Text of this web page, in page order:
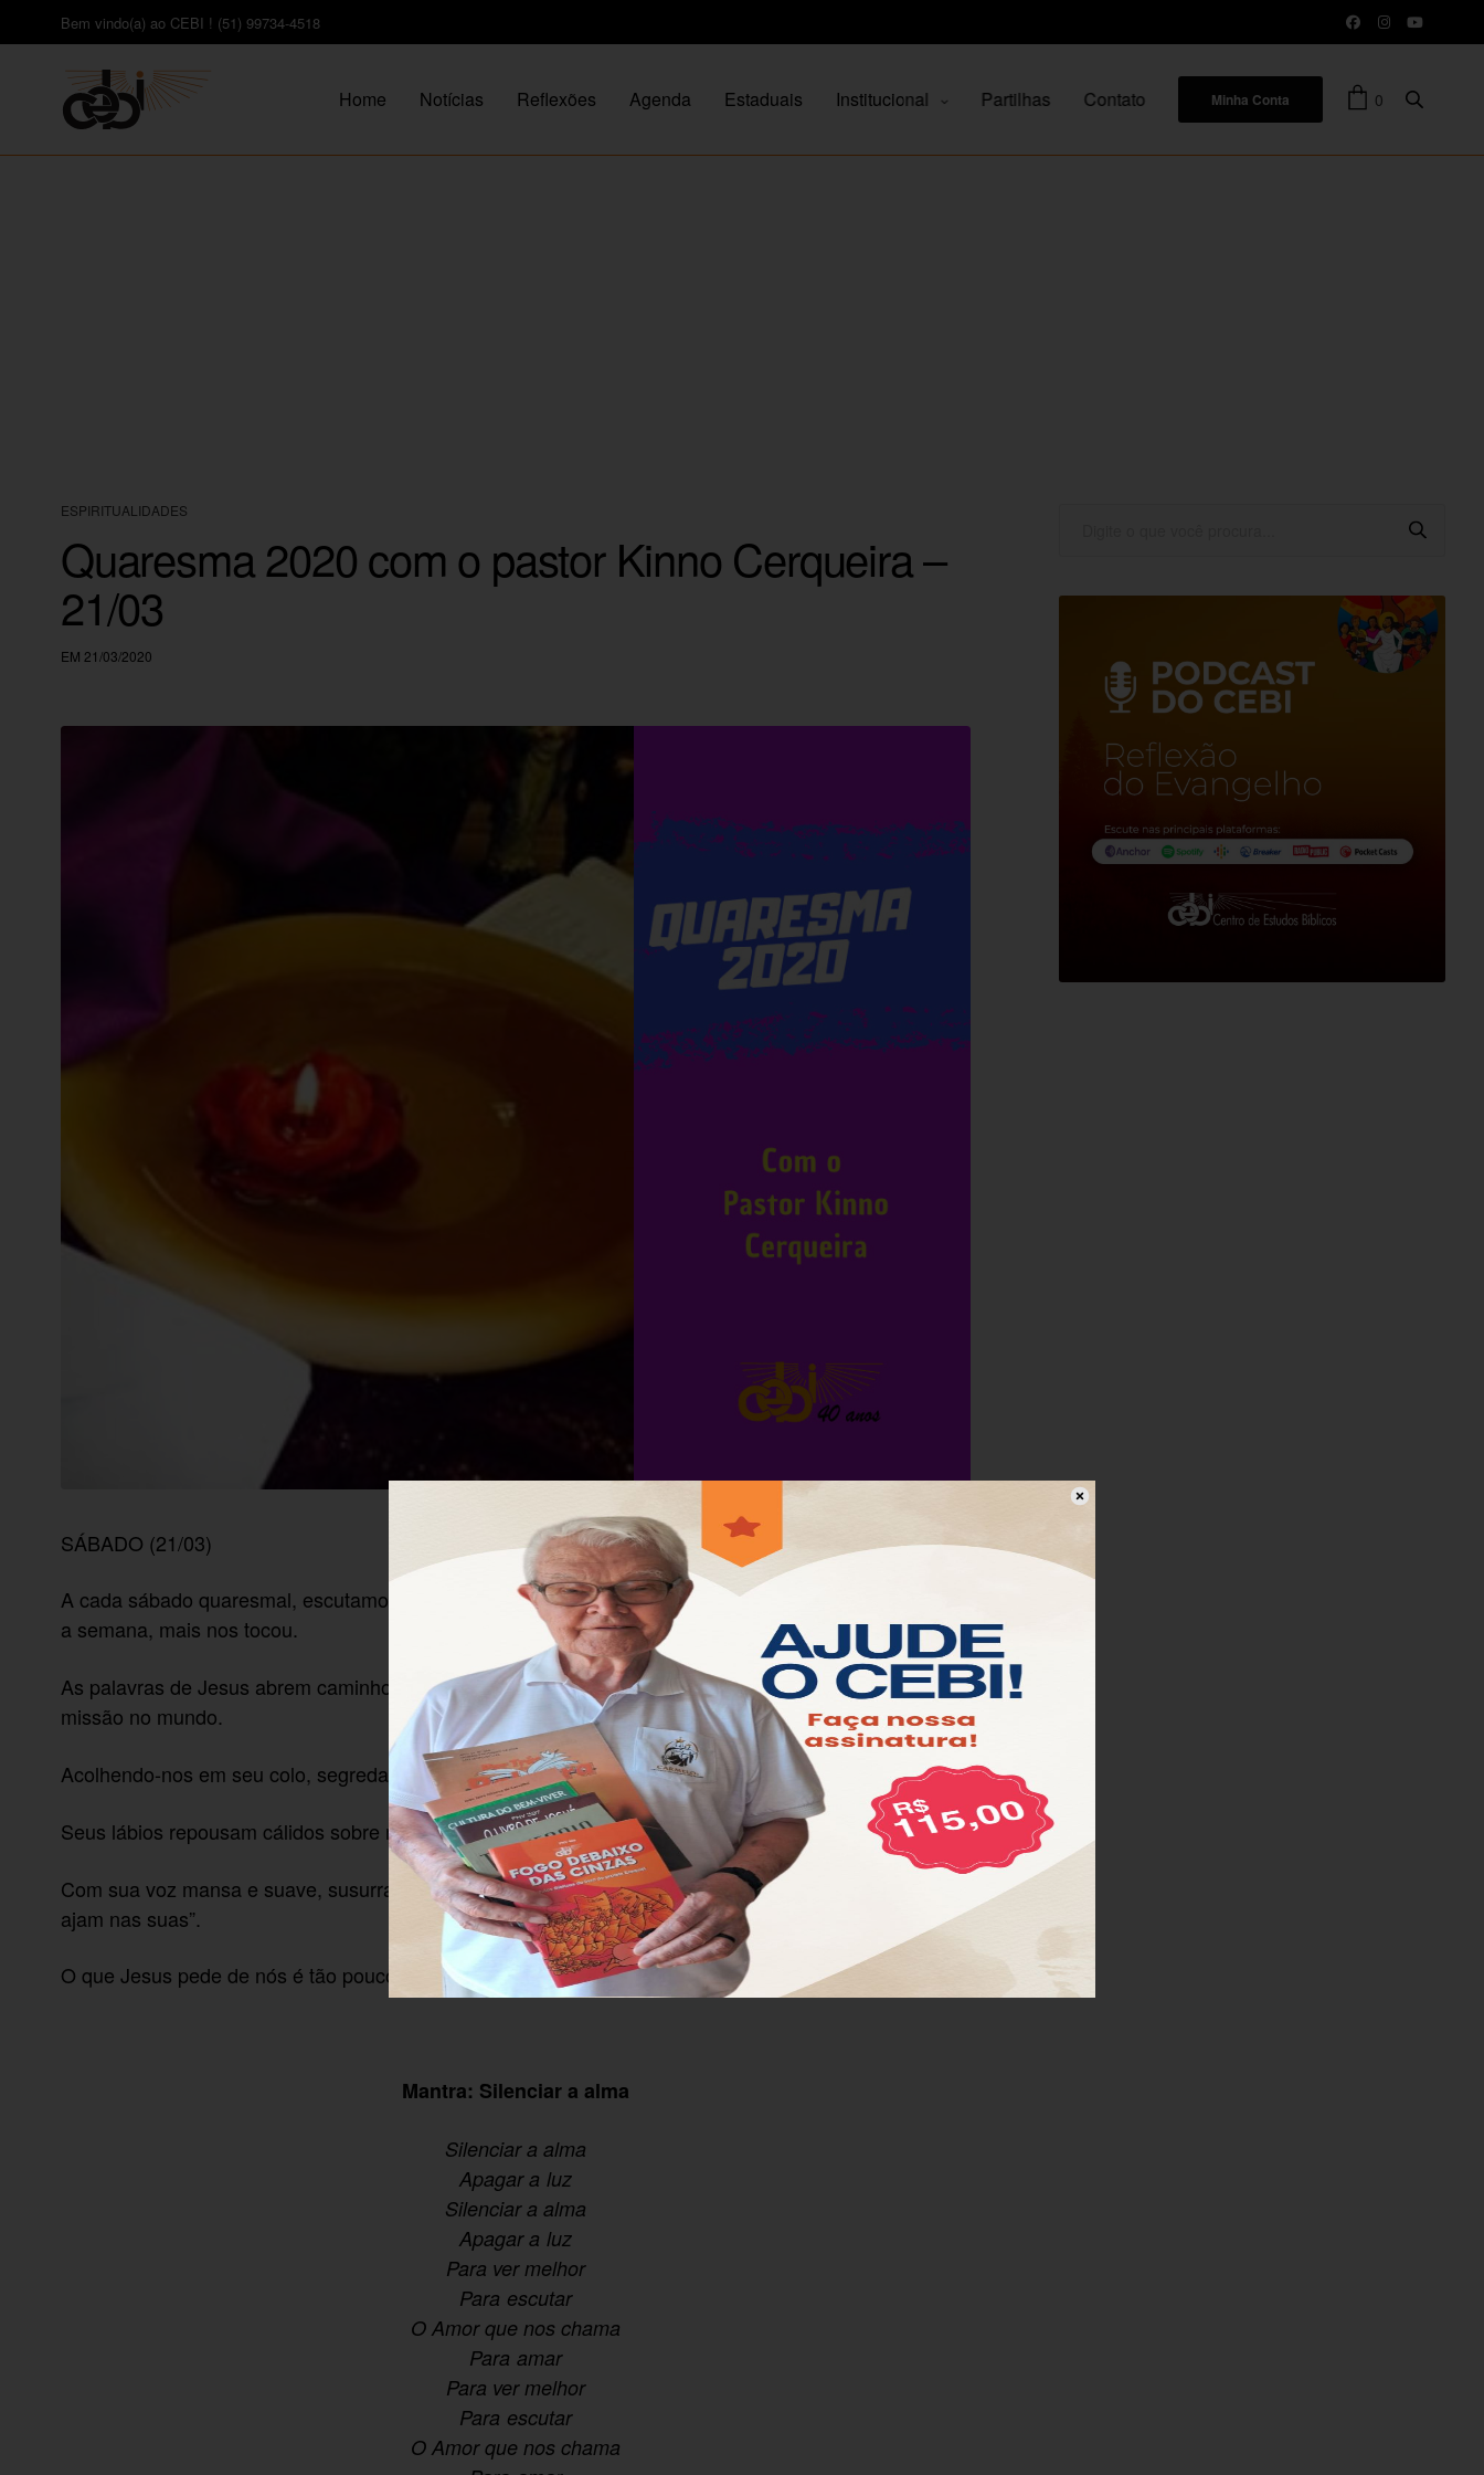
Bem vindo(a) ao CEBI ! (51) 99734-4518
Home Notícias Reflexões Agenda Estaduais Institucional Partilhas Contato Minha Conta 0
ESPIRITUALIDADES
Quaresma 2020 com o pastor Kinno Cerqueira –
21/03
EM 21/03/2020
SÁBADO (21/03)
A cada sábado quaresmal, escutamos o convite a que rememoremos e aprofundemos o que, durante
a semana, mais nos tocou.
As palavras de Jesus abrem caminho para uma renovada compreensão sobre nós e sobre nossa
missão no mundo.
Acolhendo-nos em seu colo, segreda em nosso coração o mistério da vida: a loucura do amor.
Seus lábios repousam cálidos sobre nossa face e seu olhar abraça o mais íntimo de nós.
Com sua voz mansa e suave, susurra-nos: “Que meu coração bata em seus corações e minhas mãos
ajam nas suas”.
O que Jesus pede de nós é tão pouco que é tudo.
Mantra: Silenciar a alma
Silenciar a alma
Apagar a luz
Silenciar a alma
Apagar a luz
Para ver melhor
Para escutar
O Amor que nos chama
Para amar
Para ver melhor
Para escutar
O Amor que nos chama